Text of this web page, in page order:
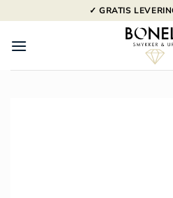
til
indhold
✓ GRATIS